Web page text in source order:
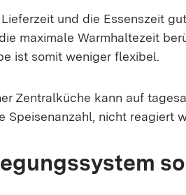
und die Essenszeit
maximale Warmhaltezeit
ist somit weniger flexibel.
Zentralküche kann auf
Speisenanzahl, nicht reagiert